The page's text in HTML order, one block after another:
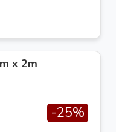
x 2m
-25%